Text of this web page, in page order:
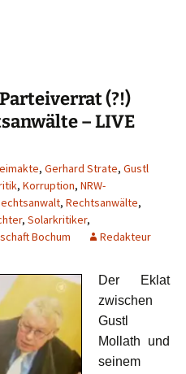
(?!)
– LIVE
, Gerhard Strate, Gustl
, Korruption, NRW-
, Rechtsanwälte,
, Solarkritiker,
Bochum Redakteur
Der Eklat
zwischen
Gustl
Mollath und
seinem